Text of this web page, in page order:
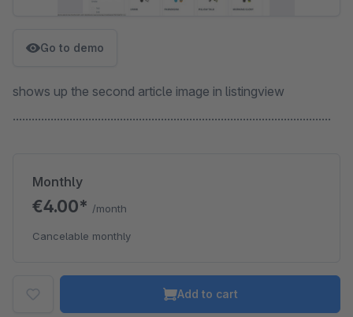
Go to demo
shows up the second article image in listingview
.....................................................................................................
Monthly
€4.00* /month
Cancelable monthly
Add to cart